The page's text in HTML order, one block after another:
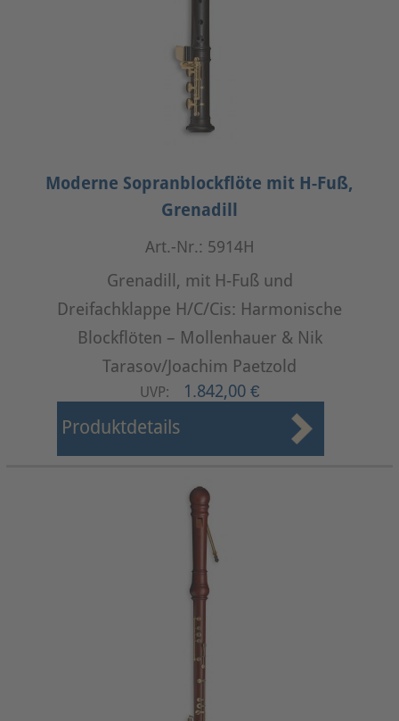
Moderne Sopranblockflöte mit H-Fuß,
Grenadill
Art.-Nr.: 5914H
Grenadill, mit H-Fuß und
Dreifachklappe H/C/Cis: Harmonische
Blockflöten – Mollenhauer & Nik
Tarasov/Joachim Paetzold
UVP: 1.842,00 €
Produktdetails